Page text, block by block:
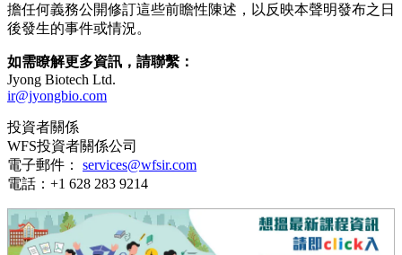
擔任何義務公開修訂這些前瞻性陳述，以反映本聲明發布之日
後發生的事件或情況。
如需瞭解更多資訊，請聯繫：
Jyong Biotech Ltd.
ir@jyongbio.com
投資者關係
WFS投資者關係公司
電子郵件： services@wfsir.com
電話：+1 628 283 9214